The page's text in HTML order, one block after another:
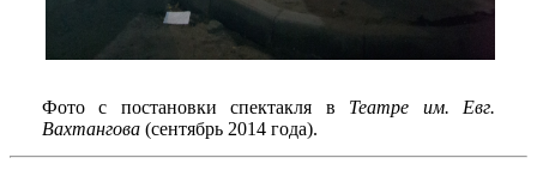
Фото с постановки спектакля в Театре им. Евг.
Вахтангова(сентябрь 2014 года).